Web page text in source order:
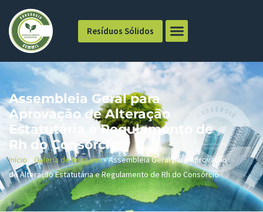
Resíduos Sólidos
Assembleia Geral para
Aprovação de Alteração
Estatutária e Regulamento de
Rh do Consórcio
Início Galeria de Imagens»Assembleia Geral para Aprovação
de Alteração Estatutária e Regulamento de Rh do Consórcio